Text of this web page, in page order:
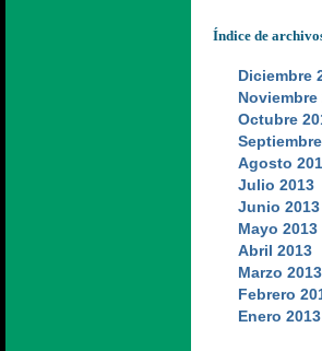
Índice de
Diciembre
Noviembre
Octubre
Agosto
Julio 2013
Junio 2013
Mayo 2013
Abril 2013
Marzo 2013
Febrero
Enero 2013